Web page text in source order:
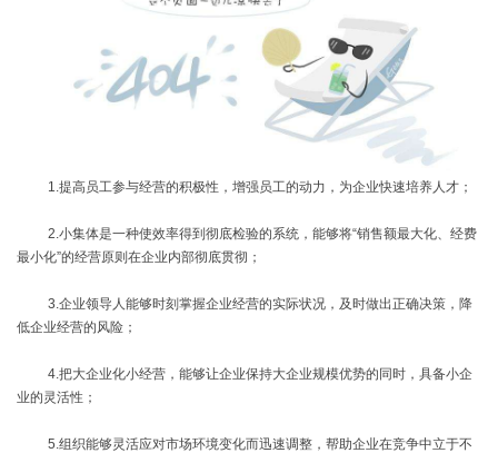
1. 提高员工参与经营的积极性，增强员工的动力，为企业快速培养人才；
2. 小集体是一种使效率得到彻底检验的系统，能够将“销售额最大化、经费
最小化”的经营原则在企业内部彻底贯彻；
3. 企业领导人能够时刻掌握企业经营的实际状况，及时做出正确决策，降
低企业经营的风险；
4. 把大企业化小经营，能够让企业保持大企业规模优势的同时，具备小企
业的灵活性；
5. 组织能够灵活应对市场环境变化而迅速调整，帮助企业在竞争中立于不